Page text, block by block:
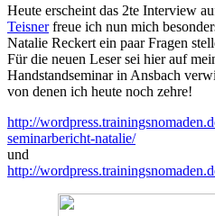
Heute erscheint das 2te Interview
Teisnerfreue ich nun mich
Natalie Reckert ein paar Fragen
Für die neuen Leser sei hier auf
Handstandseminar in Ansbach
von denen ich heute noch zehre!
http://
seminarbericht-natalie/
und
http://